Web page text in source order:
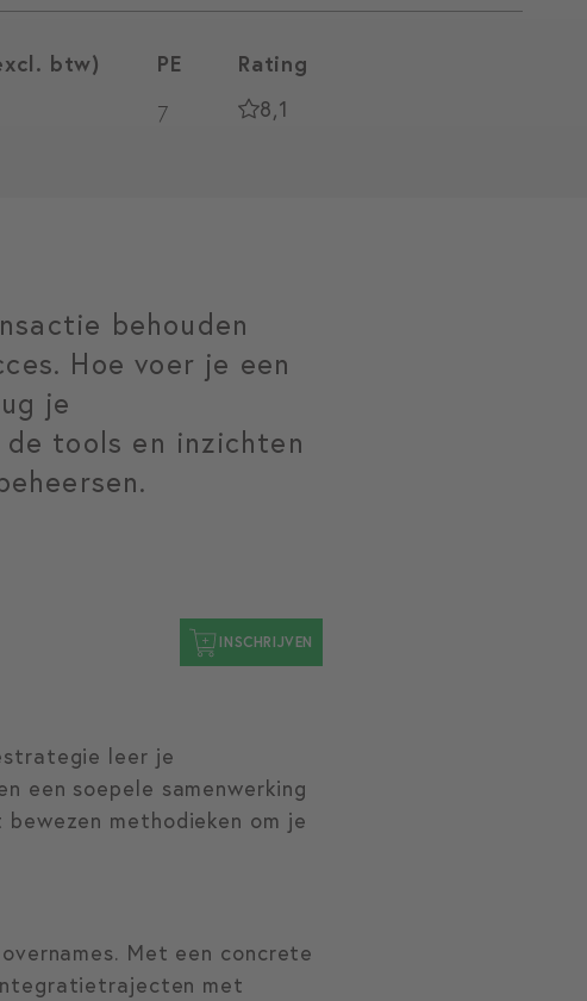
btw)
PE
7
Rating
8,1
behouden
Hoe voer je een
je
tools en inzichten
INSCHRIJVEN
leer je
een soepele samenwerking
methodieken om je
Met een concrete
met